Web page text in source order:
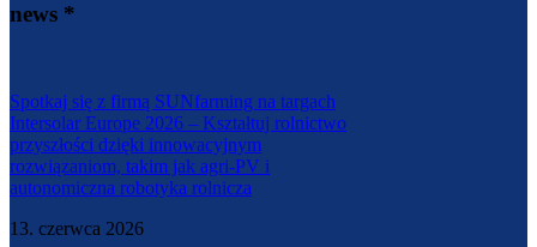
news *
Spotkaj się z firmą SUNfarming na targach
Intersolar Europe 2026 – Kształtuj rolnictwo
przyszłości dzięki innowacyjnym
rozwiązaniom, takim jak agri-PV i
autonomiczna robotyka rolnicza
13. czerwca 2026